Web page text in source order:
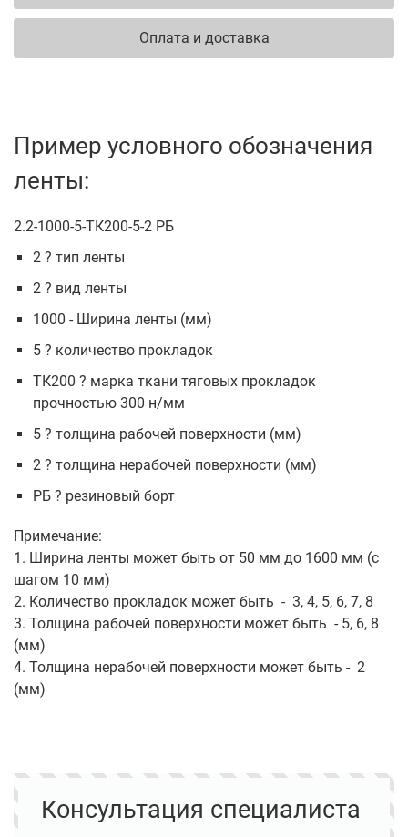
Оплата и доставка
Пример условного обозначения
ленты:
2.2-1000-5-ТК200-5-2 РБ
2 ? тип ленты
2 ? вид ленты
1000 - Ширина ленты (мм)
5 ? количество прокладок
ТК200 ? марка ткани тяговых прокладок
прочностью 300 н/мм
5 ? толщина рабочей поверхности (мм)
2 ? толщина нерабочей поверхности (мм)
РБ ? резиновый борт
Примечание:
1. Ширина ленты может быть от 50 мм до 1600 мм (с
шагом 10 мм)
2. Количество прокладок может быть - 3, 4, 5, 6, 7, 8
3. Толщина рабочей поверхности может быть - 5, 6, 8
(мм)
4. Толщина нерабочей поверхности может быть - 2
(мм)
Консультация специалиста